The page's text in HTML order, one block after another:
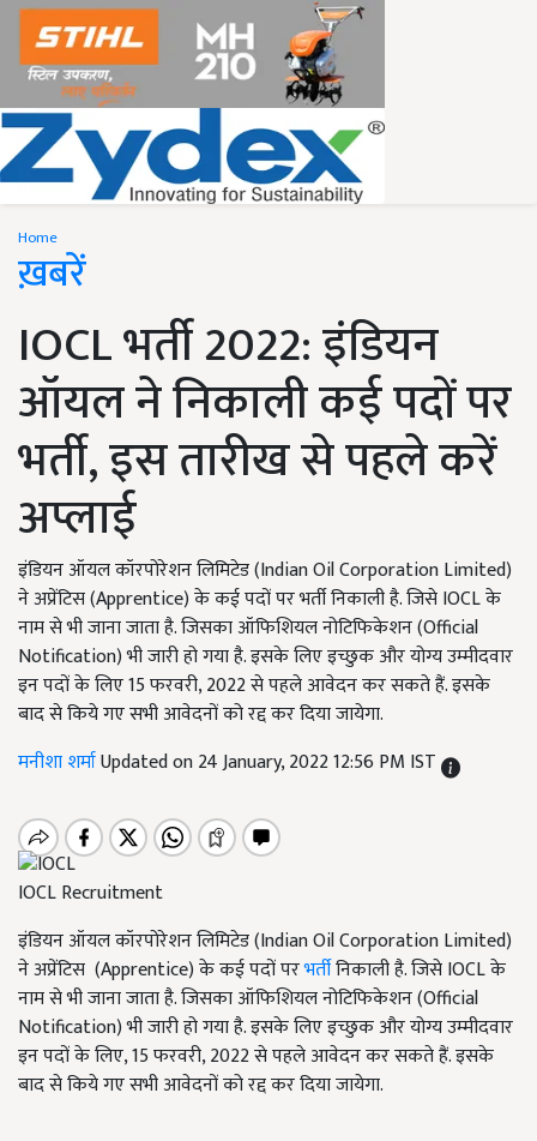
Home
ख़बरें
IOCL भर्ती 2022: इंडियन
ऑयल ने निकाली कई पदों पर
भर्ती, इस तारीख से पहले करें
अप्लाई
इंडियन ऑयल कॉरपोरेशन लिमिटेड (Indian Oil Corporation Limited)
ने अप्रेंटिस (Apprentice) के कई पदों पर भर्ती निकाली है. जिसे IOCL के
नाम से भी जाना जाता है. जिसका ऑफिशियल नोटिफिकेशन (Official
Notification) भी जारी हो गया है. इसके लिए इच्छुक और योग्य उम्मीदवार
इन पदों के लिए 15 फरवरी, 2022 से पहले आवेदन कर सकते हैं. इसके
बाद से किये गए सभी आवेदनों को रद्द कर दिया जायेगा.
मनीशा शर्माUpdated on 24 January, 2022 12:56 PM IST
IOCL Recruitment
इंडियन ऑयल कॉरपोरेशन लिमिटेड (Indian Oil Corporation Limited)
ने अप्रेंटिस (Apprentice) के कई पदों परभर्तीनिकाली है. जिसे IOCL के
नाम से भी जाना जाता है. जिसका ऑफिशियल नोटिफिकेशन (Official
Notification) भी जारी हो गया है. इसके लिए इच्छुक और योग्य उम्मीदवार
इन पदों के लिए, 15 फरवरी, 2022 से पहले आवेदन कर सकते हैं. इसके
बाद से किये गए सभी आवेदनों को रद्द कर दिया जायेगा.